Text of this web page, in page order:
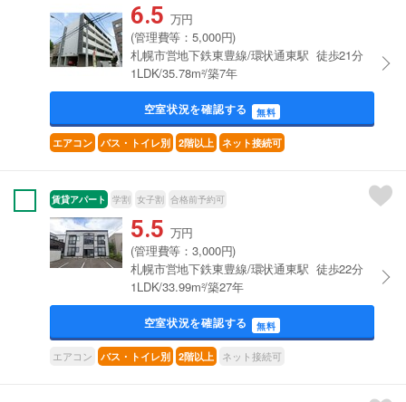
6.5 万円
(管理費等：5,000円)
札幌市営地下鉄東豊線/環状通東駅 徒歩21分
1LDK/35.78m²/築7年
空室状況を確認する 無料
エアコン バス・トイレ別 2階以上 ネット接続可
賃貸アパート 学割 女子割 合格前予約可
5.5 万円
(管理費等：3,000円)
札幌市営地下鉄東豊線/環状通東駅 徒歩22分
1LDK/33.99m²/築27年
空室状況を確認する 無料
エアコン バス・トイレ別 2階以上 ネット接続可